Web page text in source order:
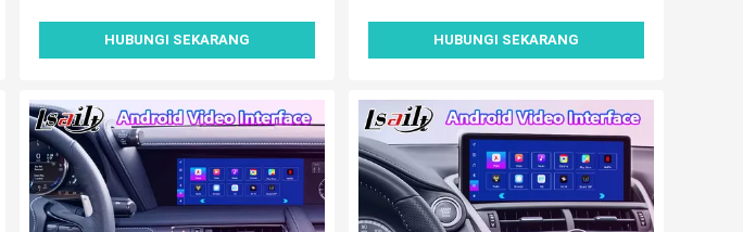
HUBUNGI SEKARANG HUBUNGI SEKARANG